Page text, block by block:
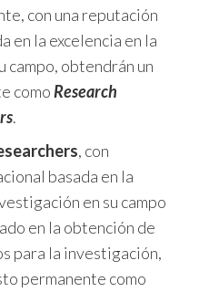
con una reputación
en la excelencia en la
campo, obtendrán un
comoResearch
.
, con
basada en la
en su campo
en la obtención de
para la investigación,
permanente como